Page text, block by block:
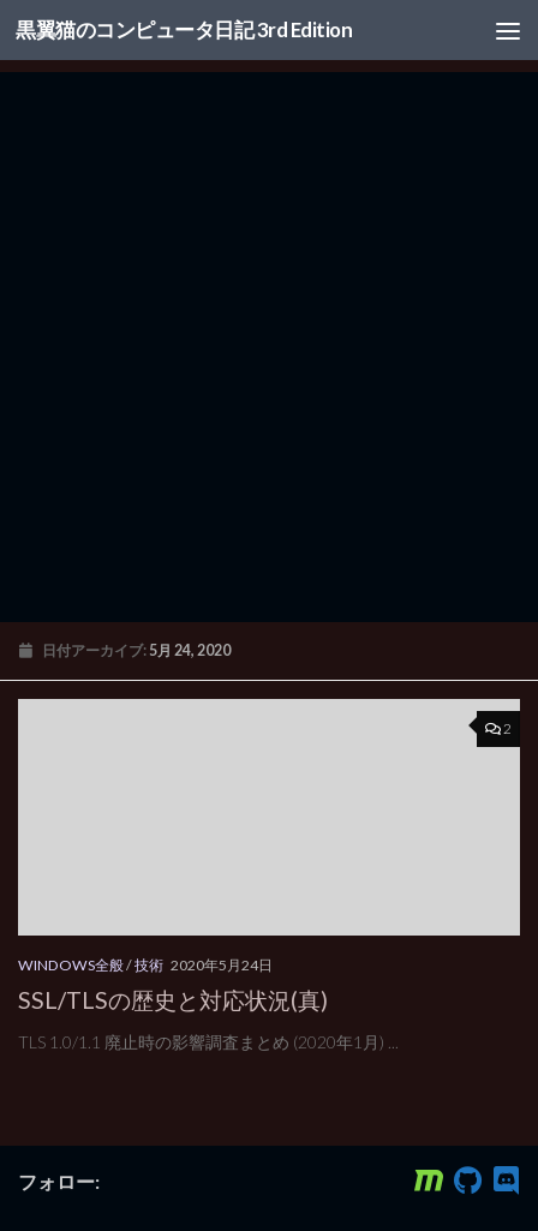
コンテンツへスキップ
黒翼猫のコンピュータ日記 3rd Edition
日付アーカイブ: 5月 24, 2020
2
WINDOWS全般/技術 2020年5月24日
SSL/TLSの歴史と対応状況(真)
TLS 1.0/1.1 廃止時の影響調査まとめ (2020年1月) ...
フォロー: